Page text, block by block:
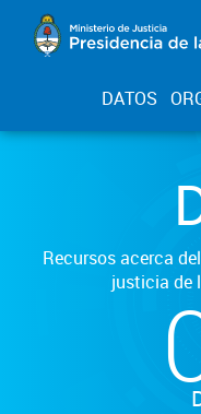
DATOS
Recursos acerca
justicia de